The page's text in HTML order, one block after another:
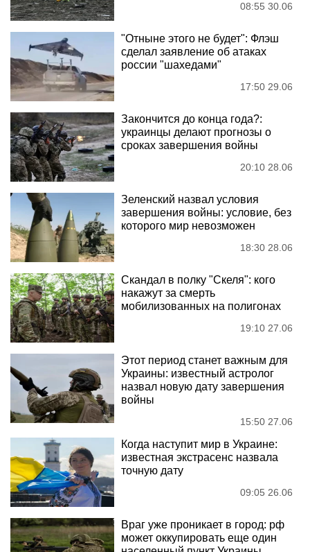
08:55 30.06
"Отныне этого не будет": Флэш
сделал заявление об атаках
россии "шахедами"
17:50 29.06
Закончится до конца года?:
украинцы делают прогнозы о
сроках завершения войны
20:10 28.06
Зеленский назвал условия
завершения войны: условие, без
которого мир невозможен
18:30 28.06
Скандал в полку "Скеля": кого
накажут за смерть
мобилизованных на полигонах
19:10 27.06
Этот период станет важным для
Украины: известный астролог
назвал новую дату завершения
войны
15:50 27.06
Когда наступит мир в Украине:
известная экстрасенс назвала
точную дату
09:05 26.06
Враг уже проникает в город: рф
может оккупировать еще один